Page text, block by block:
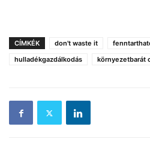
CÍMKÉK don't waste it
hulladékgazdálkodás
környezetbarát